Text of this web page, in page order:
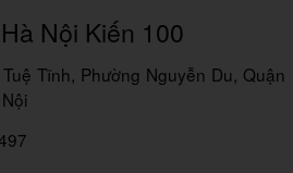
Nội Kiến 100
Tĩnh, Phường Nguyễn Du, Quận